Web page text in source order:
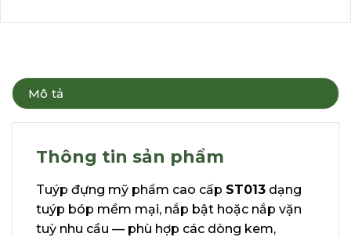
Mô tả
Thông tin sản phẩm
Tuýp đựng mỹ phẩm cao cấp ST013 dạng
tuýp bóp mềm mại, nắp bật hoặc nắp vặn
tuỳ nhu cầu — phù hợp các dòng kem,